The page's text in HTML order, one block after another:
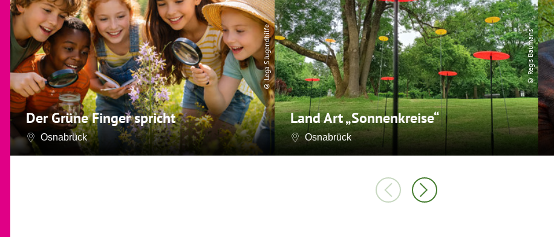
Der Grüne Finger spricht
Osnabrück
© Lega S Jugendhilfe
Land Art „Sonnenkreise“
Osnabrück
© Regis Baumans